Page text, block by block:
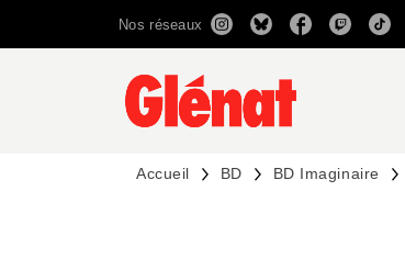
RECHERCHE
Nos réseaux
Accueil BD BD Imaginaire